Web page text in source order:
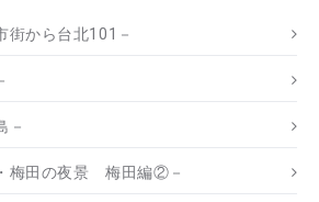
から台北101－
－
梅田の夜景 梅田編②－